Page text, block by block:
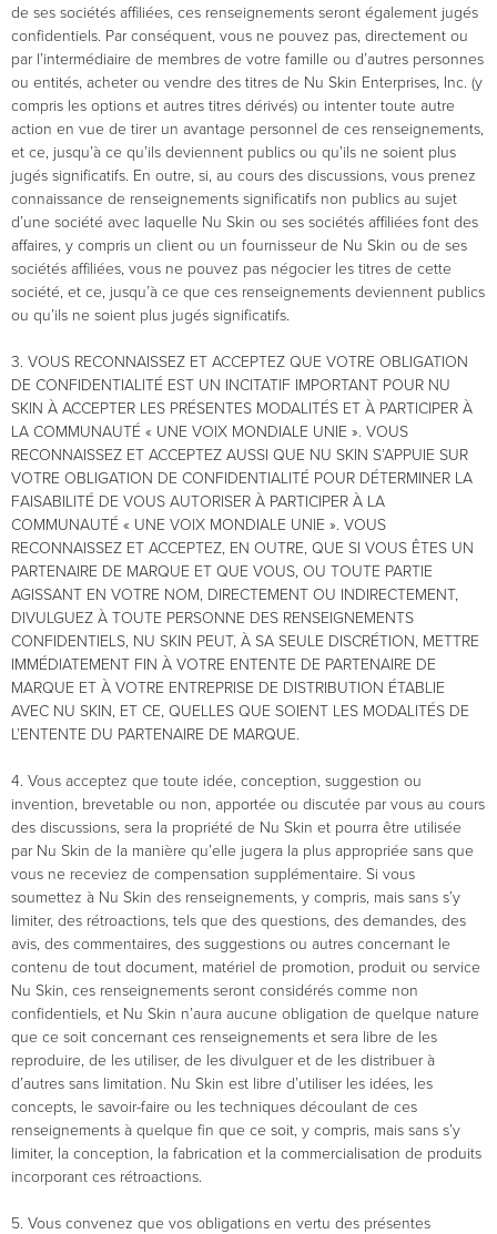
de ses sociétés affiliées, ces renseignements seront également jugés
confidentiels. Par conséquent, vous ne pouvez pas, directement ou
par l’intermédiaire de membres de votre famille ou d’autres personnes
ou entités, acheter ou vendre des titres de Nu Skin Enterprises, Inc. (y
compris les options et autres titres dérivés) ou intenter toute autre
action en vue de tirer un avantage personnel de ces renseignements,
et ce, jusqu’à ce qu’ils deviennent publics ou qu’ils ne soient plus
jugés significatifs. En outre, si, au cours des discussions, vous prenez
connaissance de renseignements significatifs non publics au sujet
d’une société avec laquelle Nu Skin ou ses sociétés affiliées font des
affaires, y compris un client ou un fournisseur de Nu Skin ou de ses
sociétés affiliées, vous ne pouvez pas négocier les titres de cette
société, et ce, jusqu’à ce que ces renseignements deviennent publics
ou qu’ils ne soient plus jugés significatifs.
3. VOUS RECONNAISSEZ ET ACCEPTEZ QUE VOTRE OBLIGATION
DE CONFIDENTIALITÉ EST UN INCITATIF IMPORTANT POUR NU
SKIN À ACCEPTER LES PRÉSENTES MODALITÉS ET À PARTICIPER À
LA COMMUNAUTÉ « UNE VOIX MONDIALE UNIE ». VOUS
RECONNAISSEZ ET ACCEPTEZ AUSSI QUE NU SKIN S’APPUIE SUR
VOTRE OBLIGATION DE CONFIDENTIALITÉ POUR DÉTERMINER LA
FAISABILITÉ DE VOUS AUTORISER À PARTICIPER À LA
COMMUNAUTÉ « UNE VOIX MONDIALE UNIE ». VOUS
RECONNAISSEZ ET ACCEPTEZ, EN OUTRE, QUE SI VOUS ÊTES UN
PARTENAIRE DE MARQUE ET QUE VOUS, OU TOUTE PARTIE
AGISSANT EN VOTRE NOM, DIRECTEMENT OU INDIRECTEMENT,
DIVULGUEZ À TOUTE PERSONNE DES RENSEIGNEMENTS
CONFIDENTIELS, NU SKIN PEUT, À SA SEULE DISCRÉTION, METTRE
IMMÉDIATEMENT FIN À VOTRE ENTENTE DE PARTENAIRE DE
MARQUE ET À VOTRE ENTREPRISE DE DISTRIBUTION ÉTABLIE
AVEC NU SKIN, ET CE, QUELLES QUE SOIENT LES MODALITÉS DE
L’ENTENTE DU PARTENAIRE DE MARQUE.
4. Vous acceptez que toute idée, conception, suggestion ou
invention, brevetable ou non, apportée ou discutée par vous au cours
des discussions, sera la propriété de Nu Skin et pourra être utilisée
par Nu Skin de la manière qu’elle jugera la plus appropriée sans que
vous ne receviez de compensation supplémentaire. Si vous
soumettez à Nu Skin des renseignements, y compris, mais sans s’y
limiter, des rétroactions, tels que des questions, des demandes, des
avis, des commentaires, des suggestions ou autres concernant le
contenu de tout document, matériel de promotion, produit ou service
Nu Skin, ces renseignements seront considérés comme non
confidentiels, et Nu Skin n’aura aucune obligation de quelque nature
que ce soit concernant ces renseignements et sera libre de les
reproduire, de les utiliser, de les divulguer et de les distribuer à
d’autres sans limitation. Nu Skin est libre d’utiliser les idées, les
concepts, le savoir-faire ou les techniques découlant de ces
renseignements à quelque fin que ce soit, y compris, mais sans s’y
limiter, la conception, la fabrication et la commercialisation de produits
incorporant ces rétroactions.
5. Vous convenez que vos obligations en vertu des présentes